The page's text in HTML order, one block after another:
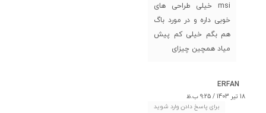
msi خیلی طراحی های
خوبی داره و در مورد باگ
هم بگم خیلی کم پیش
میاد همچین چیزای
ERFAN
18 تیر 1403 / 9:25 ب.ظ
برای پاسخ دادن وارد شوید